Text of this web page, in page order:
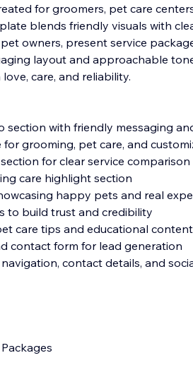
for groomers, pet care
blends friendly visuals with
owners, present service
layout and approachable
care, and reliability.
section with friendly messaging
for grooming, pet care, and
for clear service comparison
care highlight section
happy pets and real
to build trust and credibility
care tips and educational content
contact form for lead generation
contact details, and